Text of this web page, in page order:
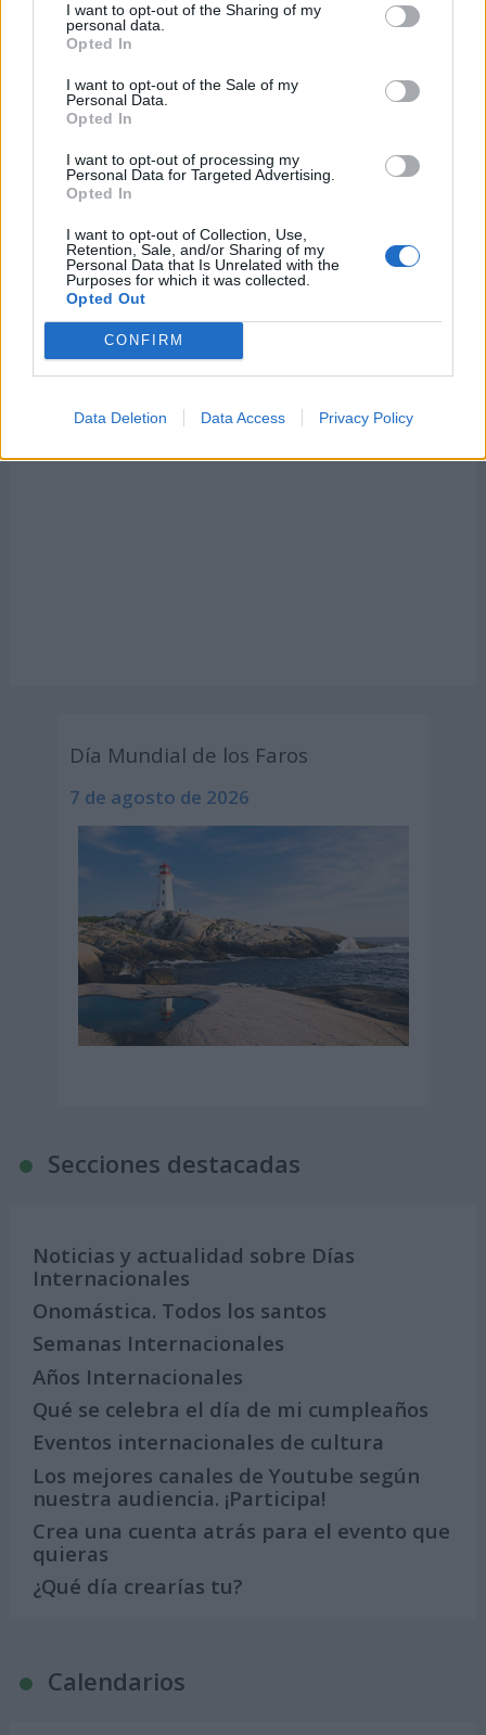
I want to opt-out of the Sharing of my
personal data.
Opted In
I want to opt-out of the Sale of my
Personal Data.
Opted In
I want to opt-out of processing my
Personal Data for Targeted Advertising.
Opted In
I want to opt-out of Collection, Use,
Retention, Sale, and/or Sharing of my
Personal Data that Is Unrelated with the
Purposes for which it was collected.
Opted Out
CONFIRM
Data Deletion Data Access Privacy Policy
Día Mundial de los Faros
7 de agosto de 2026
Secciones destacadas
Noticias y actualidad sobre Días
Internacionales
Onomástica. Todos los santos
Semanas Internacionales
Años Internacionales
Qué se celebra el día de mi cumpleaños
Eventos internacionales de cultura
Los mejores canales de Youtube según
nuestra audiencia. ¡Participa!
Crea una cuenta atrás para el evento que
quieras
¿Qué día crearías tu?
Calendarios